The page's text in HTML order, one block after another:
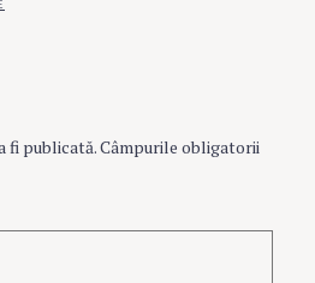
fi publicată.Câmpurile obligatorii